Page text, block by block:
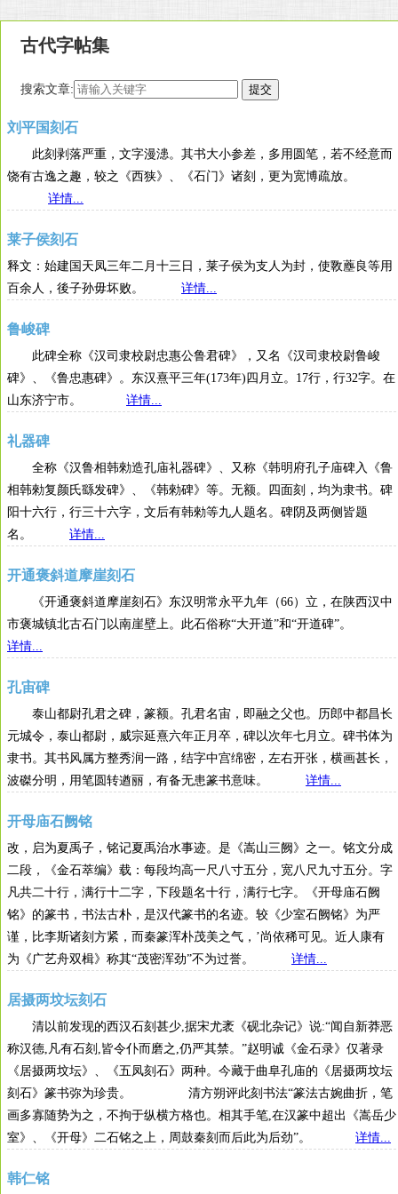
古代字帖集
搜索文章:
刘平国刻石
此刻剥落严重，文字漫漶。其书大小参差，多用圆笔，若不经意而
饶有古逸之趣，较之《西狭》、《石门》诸刻，更为宽博疏放。
详情...
莱子侯刻石
释文：始建国天凤三年二月十三日，莱子侯为支人为封，使斁薼良等用
百余人，後子孙毋坏败。 详情...
鲁峻碑
此碑全称《汉司隶校尉忠惠公鲁君碑》，又名《汉司隶校尉鲁峻
碑》、《鲁忠惠碑》。东汉熹平三年(173年)四月立。17行，行32字。在
山东济宁市。 详情...
礼器碑
全称《汉鲁相韩勑造孔庙礼器碑》、又称《韩明府孔子庙碑入《鲁
相韩勑复颜氏繇发碑》、《韩勑碑》等。无额。四面刻，均为隶书。碑
阳十六行，行三十六字，文后有韩勑等九人题名。碑阴及两侧皆题
名。 详情...
开通褒斜道摩崖刻石
《开通褒斜道摩崖刻石》东汉明常永平九年（66）立，在陕西汉中
市褒城镇北古石门以南崖壁上。此石俗称“大开道”和“开道碑”。
详情...
孔宙碑
泰山都尉孔君之碑，篆额。孔君名宙，即融之父也。历郎中都昌长
元城令，泰山都尉，威宗延熹六年正月卒，碑以次年七月立。碑书体为
隶书。其书风属方整秀润一路，结字中宫绵密，左右开张，横画甚长，
波磔分明，用笔圆转遒丽，有备无患篆书意味。 详情...
开母庙石阙铭
改，启为夏禹子，铭记夏禹治水事迹。是《嵩山三阙》之一。铭文分成
二段，《金石萃编》载：每段均高一尺八寸五分，宽八尺九寸五分。字
凡共二十行，满行十二字，下段题名十行，满行七字。《开母庙石阙
铭》的篆书，书法古朴，是汉代篆书的名迹。较《少室石阙铭》为严
谨，比李斯诸刻方紧，而秦篆浑朴茂美之气，’尚依稀可见。近人康有
为《广艺舟双楫》称其“茂密浑劲”不为过誉。 详情...
居摄两坟坛刻石
清以前发现的西汉石刻甚少,据宋尤袤《砚北杂记》说:“闻自新莽恶
称汉德,凡有石刻,皆令仆而磨之,仍严其禁。”赵明诚《金石录》仅著录
《居摄两坟坛》、《五凤刻石》两种。今藏于曲阜孔庙的《居摄两坟坛
刻石》篆书弥为珍贵。 清方朔评此刻书法“篆法古婉曲折，笔
画多寡随势为之，不拘于纵横方格也。相其手笔,在汉篆中超出《嵩岳少
室》、《开母》二石铭之上，周鼓秦刻而后此为后劲”。 详情...
韩仁铭